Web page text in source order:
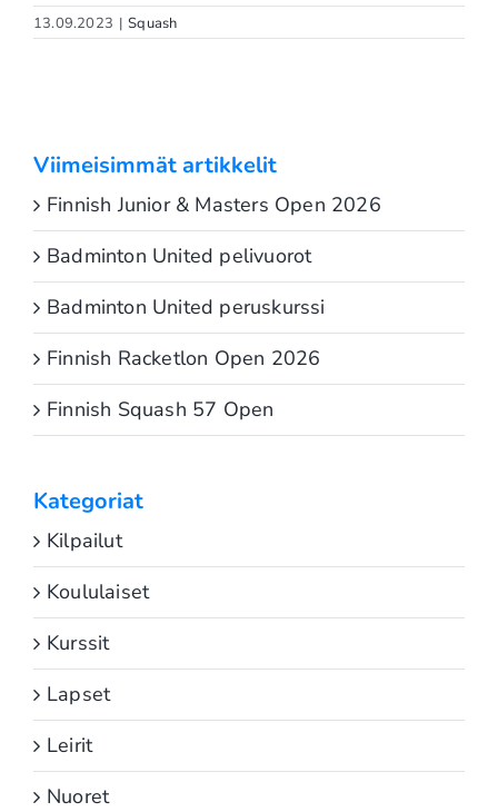
13.09.2023 | Squash
Viimeisimmät artikkelit
Finnish Junior & Masters Open 2026
Badminton United pelivuorot
Badminton United peruskurssi
Finnish Racketlon Open 2026
Finnish Squash 57 Open
Kategoriat
Kilpailut
Koululaiset
Kurssit
Lapset
Leirit
Nuoret